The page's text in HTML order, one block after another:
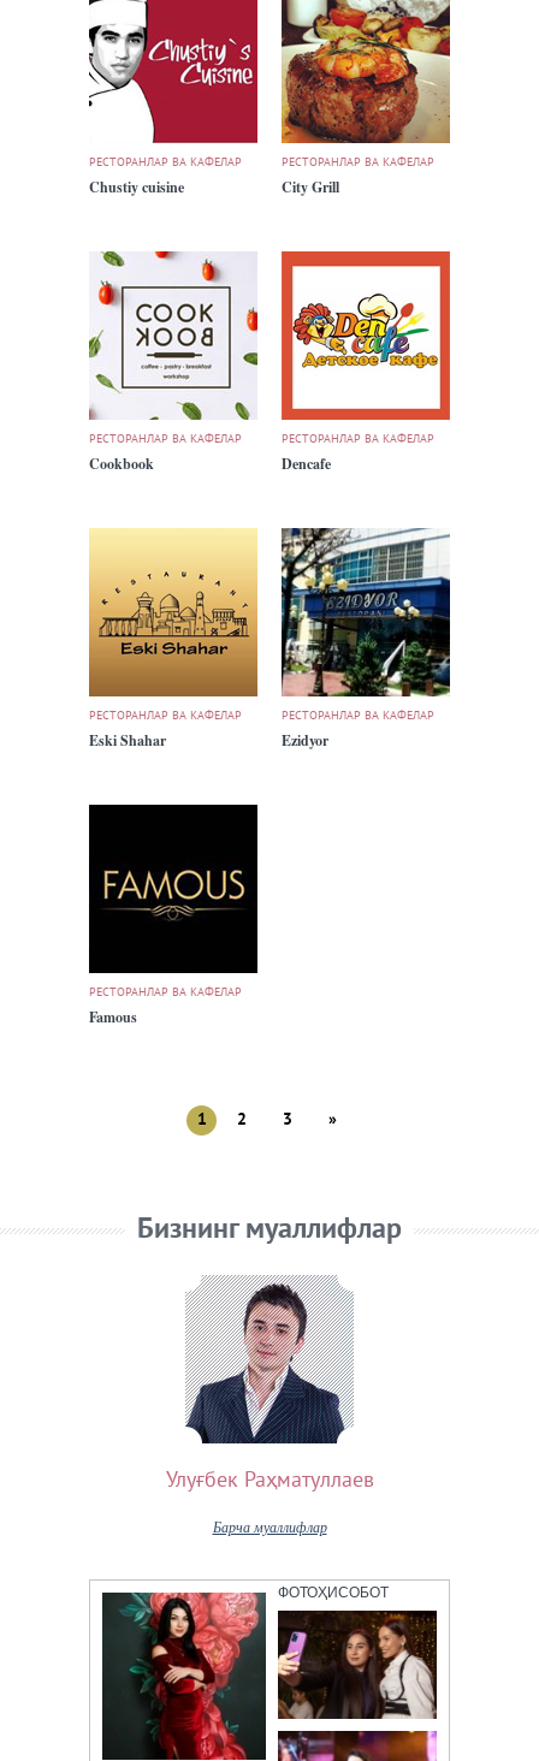
РЕСТОРАНЛАР ВА КАФЕЛАР
Chustiy cuisine
РЕСТОРАНЛАР ВА КАФЕЛАР
City Grill
РЕСТОРАНЛАР ВА КАФЕЛАР
Cookbook
РЕСТОРАНЛАР ВА КАФЕЛАР
Dencafe
РЕСТОРАНЛАР ВА КАФЕЛАР
Eski Shahar
РЕСТОРАНЛАР ВА КАФЕЛАР
Ezidyor
РЕСТОРАНЛАР ВА КАФЕЛАР
Famous
1 2 3 »
Бизнинг муаллифлар
Улуғбек Раҳматуллаев
Барча муаллифлар
ФОТОҲИСОБОТ